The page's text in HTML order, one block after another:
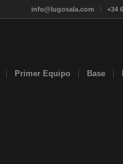
info@lugosala.com +34
Primer Equipo Base